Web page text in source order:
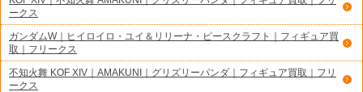
ークス
ガンダムW｜ヒイロイロ・ユイ＆リリーナ・ピースクラフト｜フィギュア買
取｜フリークス
不知火舞 KOF XIV｜AMAKUNI｜グリズリーパンダ｜フィギュア買取｜フリ
ークス